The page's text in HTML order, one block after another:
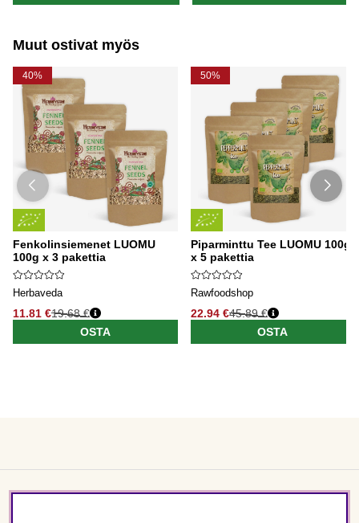
Muut ostivat myös
40%
Fenkolinsiemenet LUOMU
100g x 3 pakettia
Herbaveda
11.81 €19.68 €
OSTA
50%
Piparminttu Tee LUOMU 100g
x 5 pakettia
Rawfoodshop
22.94 €45.89 €
OSTA